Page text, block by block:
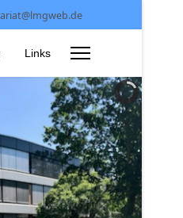
Links